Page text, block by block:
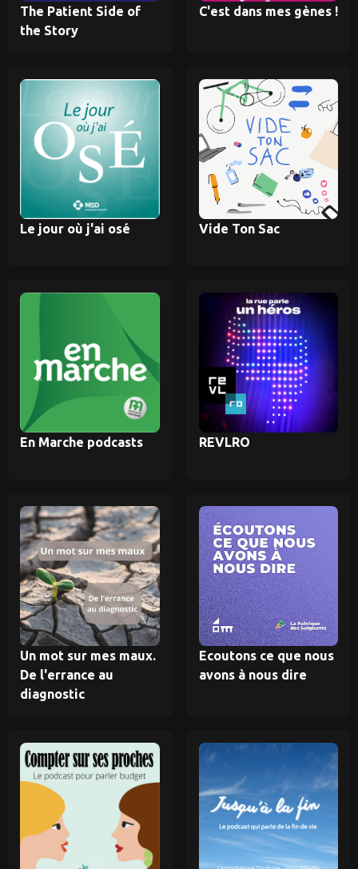
The Patient Side of
the Story
C'est dans mes gènes !
Le jour où j'ai osé Vide Ton Sac
En Marche podcasts REVLRO
Un mot sur mes maux.
De l'errance au
diagnostic
Ecoutons ce que nous
avons à nous dire